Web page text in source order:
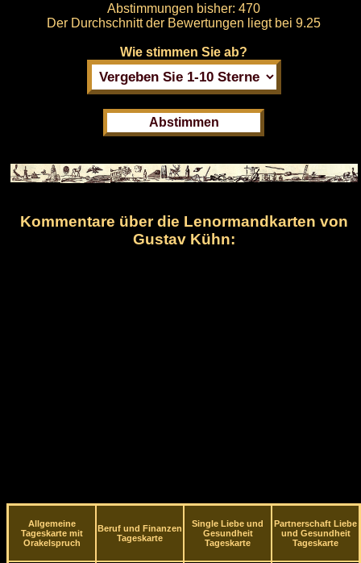
Abstimmungen bisher: 470
Der Durchschnitt der Bewertungen liegt bei 9.25
Wie stimmen Sie ab?
Kommentare über die Lenormandkarten von
Gustav Kühn:
Allgemeine
Tageskarte mit
Orakelspruch
Beruf und Finanzen
Tageskarte
Single Liebe und
Gesundheit
Tageskarte
Partnerschaft Liebe
und Gesundheit
Tageskarte